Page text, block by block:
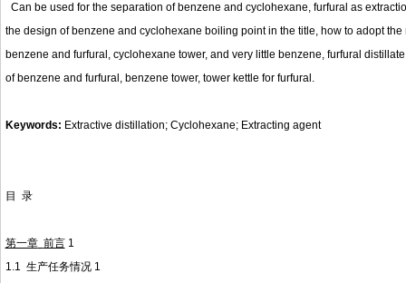
Can be used for the separation of benzene and cyclohexane, furfural as
the design of benzene and cyclohexane boiling point in the title, how to adopt
benzene and furfural, cyclohexane tower, and very little benzene, furfural
of benzene and furfural, benzene tower, tower kettle for furfural.
Keywords: Extractive distillation; Cyclohexane; Extracting agent
目 录
第一章 前言1
1.1 生产任务情况1